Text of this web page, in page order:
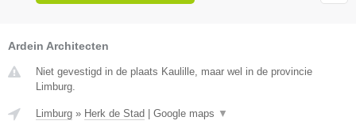
Ardein Architecten
Niet gevestigd in de plaats Kaulille, maar wel in de provincie
Limburg.
Limburg » Herk de Stad Google maps ▼